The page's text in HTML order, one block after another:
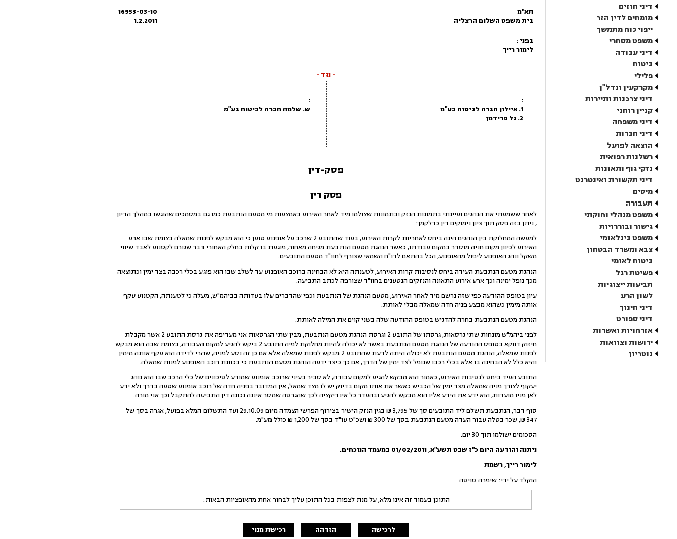
דיני חוזים
מומחים לדין הזר
ייפוי כוח מתמשך
משפט מסחרי
דיני עבודה
ביטוח
פלילי
מקרקעין ונדל"ן
דיני צרכנות ותיירות
קניין רוחני
דיני משפחה
דיני חברות
הוצאה לפועל
רשלנות רפואית
נזקי גוף ותאונות
דיני תקשורת ואינטרנט
מיסים
תעבורה
משפט מנהלי וחוקתי
גישור ובוררויות
משפט בינלאומי
צבא ומשרד הבטחון
ביטוח לאומי
פשיטת רגל
תביעות ייצוגיות
לשון הרע
דיני חינוך
דיני ספורט
אזרחויות ואשרות
ירושות וצוואות
נוטריון
תא"מ
בית משפט השלום הרצליה
16953-03-10
1.2.2011
בפני :
לימור רייך
- נגד -
:
1. איילון חברה לביטוח בע"מ
2. גל פרידמן
:
ש. שלמה חברה לביטוח בע"מ
פסק-דין
פסק דין
לאחר ששמעתי את הנהגים ועיינתי בתמונות הנזק ובתמונות שצולמו מיד לאחר האירוע באמצעות מי מטעם הנתבעת כמו גם במסמכים שהוגשו במהלך הדיון
, ניתן בזה פסק תוך ציון נימוקים דין כדלקמן:
למעשה המחלוקת בין הנהגים הינה ביחס לאחריות לקרות האירוע, בעוד שהתובע 2 שרכב על אופנוע טוען כי הוא מבקש לפנות שמאלה בצומת שבו ארע
האירוע לכיוון מקום חניה מוסדר במקום עבודתו, כאשר הנהגת מטעם הנתבעת מגיחה מאחור, פוגעת בו קלות בחלק האחורי דבר שגורם לקטנוע לאבד שיווי
משקל ונהג האופנוע ליפול מהאופנוע, הכל בהתאם לדו"ח השמאי שצורף לחוו"ד מטעם התובעים.
הנהגת מטעם הנתבעת העידה ביחס לנסיבות קרות האירוע, לטענתה היא לא הבחינה ברוכב האופנוע עד לשלב שבו הוא פוגע בכלי רכבה בצד ימין וכתוצאה
מכך נופל ימינה וכך ארע אירוע התאונה והנזקים הנטענים בחוו"ד שצורפה לכתב התביעה.
עיון בטופס ההודעה כפי שזה נרשם מיד לאחר האירוע, מטעם הנהגת של הנתבעת וכפי שהדברים עלו בעדותה בביהמ"ש, מעלה כי לטענתה, הקטנוע עקף
אותה מימין כשהוא מבצע פניה חדה שמאלה מבלי לאותת.
הנהגת מטעם הנתבעת בחרה להדגיש בטופס ההודעה שלה בשני קוים את המילה לאותת.
לפני ביהמ"ש מונחות שתי גרסאות, גרסתו של התובע 2 וגרסת הנהגת מטעם הנתבעת, מבין שתי הגרסאות אני מעדיפה את גרסת התובע 2 אשר מקבלת
חיזוק דווקא בטופס ההודעה של הנהגת מטעם הנתבעת באשר לא יכולה להיות מחלוקת לפיה התובע 2 ביקש להגיע למקום העבודה, בצומת שבה הוא מבקש
לפנות שמאלה, הנהגת מטעם הנתבעת לא יכולה היתה לדעת שהתובע 2 מבקש לפנות שמאלה אלא אם כן זה נסע לפניה, שהרי לדידה הוא עקף אותה מימין
והיא כלל לא הבחינה בו אלא בכלי רכבו שנופל לצד ימין של הדרך, אם כך כיצד ידעה הנהגת מטעם הנתבעת כי בכוונת רוכב האופנוע לפנות שמאלה.
התובע העיד ביחס לנסיבות האירוע, כאמור הוא מבקש להגיע למקום עבודה, לא סביר בעיני שרוכב אופנוע שמודע לסיכונים של כלי הרכב שבו הוא נוהג
יעקוף לצורך פניה שמאלה מצד ימין של הכביש כאשר את אותו מקום בדיוק יש לו מצד שמאל, אין המדובר בפניה חדה של רוכב אופנוע שטעה בדרך ולא ידע
לאן פניו מועדות, הוא ידע את הידע אליו הוא מבקש להגיע ובהעדר כל אינדיקציה לכך שהגרסה שמסר איננה נכונה דין התביעה להתקבל וכך אני מורה.
סוף דבר, הנתבעת תשלם ליד התובעים סך של 3,795 ₪ בגין הנזק הישיר בצירוף הפרשי הצמדה מיום 29.10.09 ועד התשלום המלא בפועל, אגרה בסך של
347 ₪, שכר בטלה עבור העדה מטעם הנתבעת בסך של 300 ₪ ושכ"ט עו"ד בסך של 1,200 ₪ כולל מע"מ.
הסכומים ישולמו תוך 30 יום.
ניתנה והודעה היום כ"ז שבט תשע"א,
01/02/2011 במעמד הנוכחים.
לימוררייך,רשמת
הוקלד על ידי: שיפרה סויסה
התוכן בעמוד זה אינו מלא, על מנת לצפות בכל התוכן עליך לבחור אחת מהאופציות הבאות:
לרכישה הזדהה רכישת מנוי